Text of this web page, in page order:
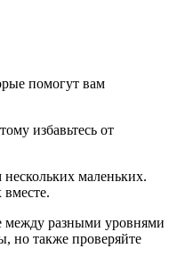
помогут вам
избавьтесь от
маленьких.
между разными уровнями
но также проверяйте